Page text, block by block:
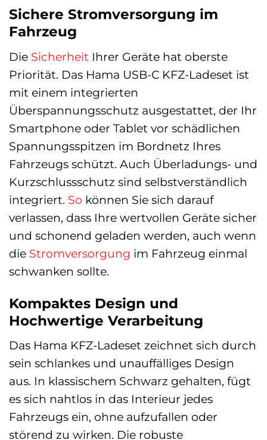
Sichere Stromversorgung im
Fahrzeug
Die Sicherheit Ihrer Geräte hat oberste
Priorität. Das Hama USB-C KFZ-Ladeset ist
mit einem integrierten
Überspannungsschutz ausgestattet, der Ihr
Smartphone oder Tablet vor schädlichen
Spannungsspitzen im Bordnetz Ihres
Fahrzeugs schützt. Auch Überladungs- und
Kurzschlussschutz sind selbstverständlich
integriert. So können Sie sich darauf
verlassen, dass Ihre wertvollen Geräte sicher
und schonend geladen werden, auch wenn
die Stromversorgung im Fahrzeug einmal
schwanken sollte.
Kompaktes Design und
Hochwertige Verarbeitung
Das Hama KFZ-Ladeset zeichnet sich durch
sein schlankes und unauffälliges Design
aus. In klassischem Schwarz gehalten, fügt
es sich nahtlos in das Interieur jedes
Fahrzeugs ein, ohne aufzufallen oder
störend zu wirken. Die robuste